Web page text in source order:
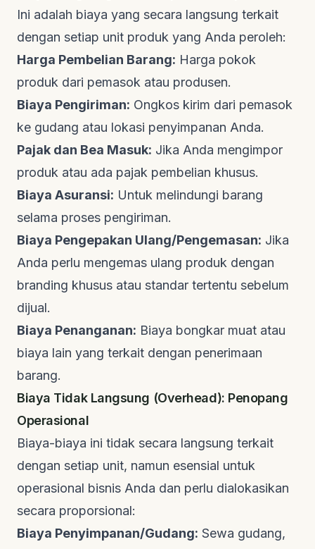
Ini adalah biaya yang secara langsung terkait
dengan setiap unit produk yang Anda peroleh:
Harga Pembelian Barang: Harga pokok
produk dari pemasok atau produsen.
Biaya Pengiriman: Ongkos kirim dari pemasok
ke gudang atau lokasi penyimpanan Anda.
Pajak dan Bea Masuk: Jika Anda mengimpor
produk atau ada pajak pembelian khusus.
Biaya Asuransi: Untuk melindungi barang
selama proses pengiriman.
Biaya Pengepakan Ulang/Pengemasan: Jika
Anda perlu mengemas ulang produk dengan
branding khusus atau standar tertentu sebelum
dijual.
Biaya Penanganan: Biaya bongkar muat atau
biaya lain yang terkait dengan penerimaan
barang.
Biaya Tidak Langsung (Overhead): Penopang
Operasional
Biaya-biaya ini tidak secara langsung terkait
dengan setiap unit, namun esensial untuk
operasional bisnis Anda dan perlu dialokasikan
secara proporsional:
Biaya Penyimpanan/Gudang: Sewa gudang,